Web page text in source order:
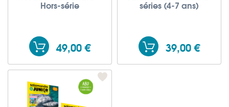
Hors-série
49,00 €
séries (4-7 ans)
39,00 €